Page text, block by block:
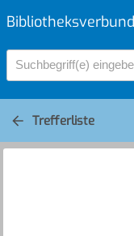
Suchbegriff(e)
Trefferliste